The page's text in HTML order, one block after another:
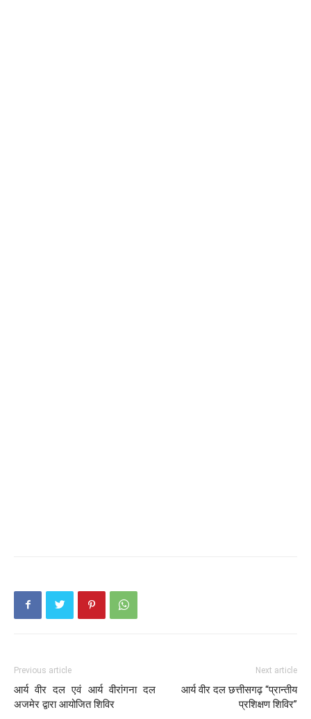
Previous article
आर्य वीर दल एवं आर्य वीरांगना दल
अजमेर द्वारा आयोजित शिविर
Next article
आर्य वीर दल छत्तीसगढ़ “प्रान्तीय
प्रशिक्षण शिविर”